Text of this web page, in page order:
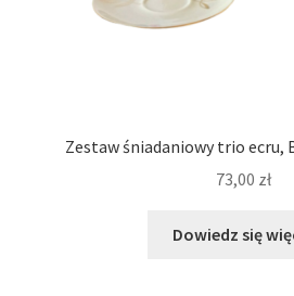
Zestaw śniadaniowy trio ecru,
73,00 zł
Dowiedz się